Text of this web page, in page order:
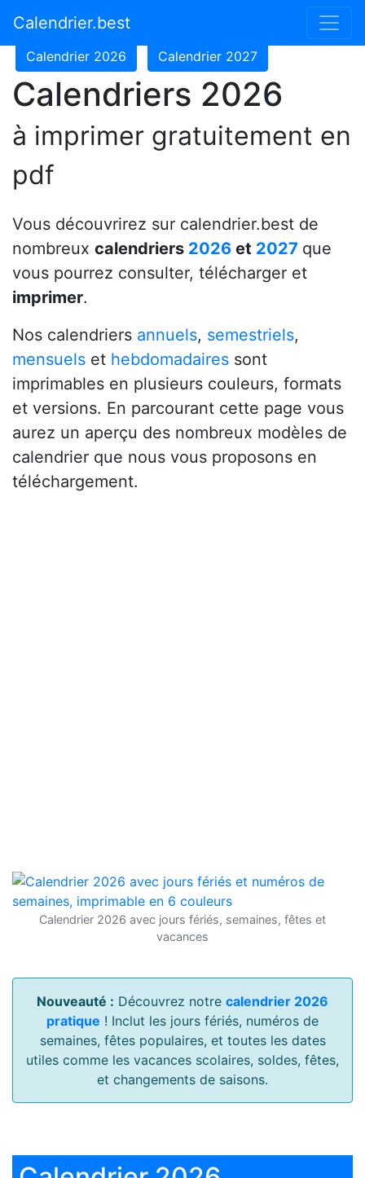
Calendrier.best
Calendrier 2024
Calendrier 2026 Calendrier 2027
Calendriers 2026
à imprimer gratuitement en
pdf
Vous découvrirez sur calendrier.best de
nombreux calendriers 2026 et 2027 que
vous pourrez consulter, télécharger et
imprimer.
Nos calendriers annuels, semestriels,
mensuels et hebdomadaires sont
imprimables en plusieurs couleurs, formats
et versions. En parcourant cette page vous
aurez un aperçu des nombreux modèles de
calendrier que nous vous proposons en
téléchargement.
Calendrier 2026 avec jours fériés, semaines, fêtes et
vacances
Nouveauté : Découvrez notre calendrier 2026
pratique ! Inclut les jours fériés, numéros de
semaines, fêtes populaires, et toutes les dates
utiles comme les vacances scolaires, soldes, fêtes,
et changements de saisons.